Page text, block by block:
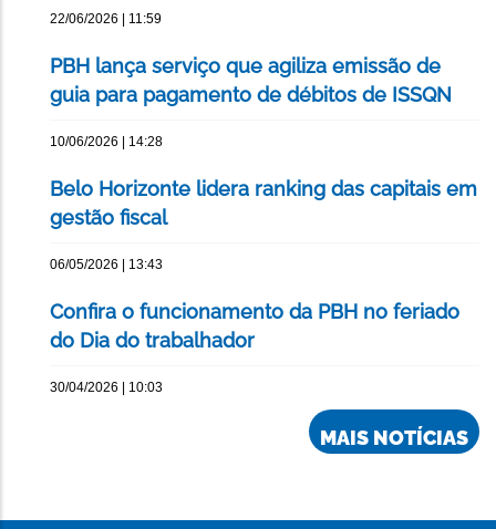
22/06/2026 | 11:59
PBH lança serviço que agiliza emissão de
guia para pagamento de débitos de ISSQN
10/06/2026 | 14:28
Belo Horizonte lidera ranking das capitais em
gestão fiscal
06/05/2026 | 13:43
Confira o funcionamento da PBH no feriado
do Dia do trabalhador
30/04/2026 | 10:03
MAIS NOTÍCIAS